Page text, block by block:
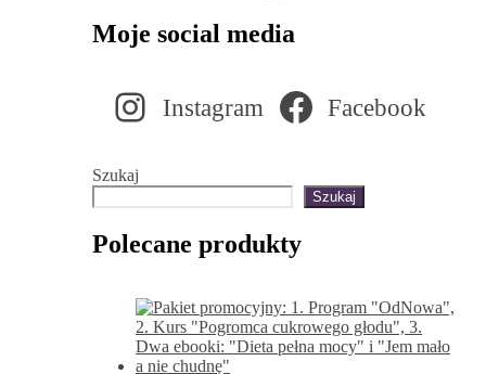
Moje social media
Instagram Facebook
Szukaj
Szukaj
Polecane produkty